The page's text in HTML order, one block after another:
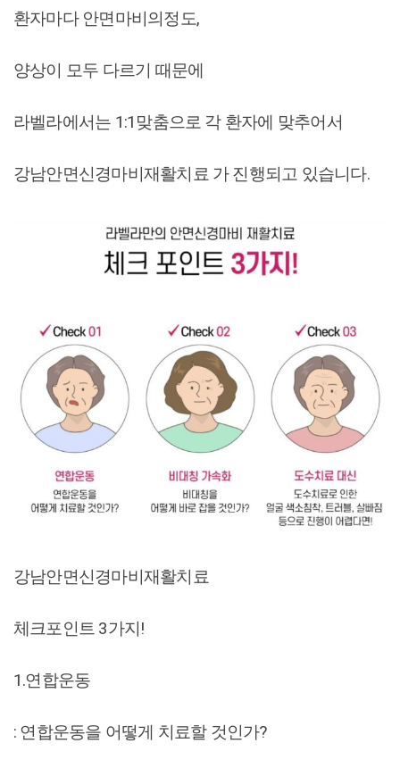
환자마다 안면마비의정도,
양상이 모두 다르기 때문에
라벨라에서는 1:1맞춤으로 각 환자에 맞추어서
강남안면신경마비재활치료 가 진행되고 있습니다.
강남안면신경마비재활치료
체크포인트 3가지!
1.연합운동
: 연합운동을 어떻게 치료할 것인가?